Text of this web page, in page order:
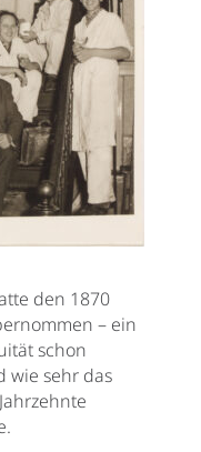
den 1870
– ein
schon
wie sehr das